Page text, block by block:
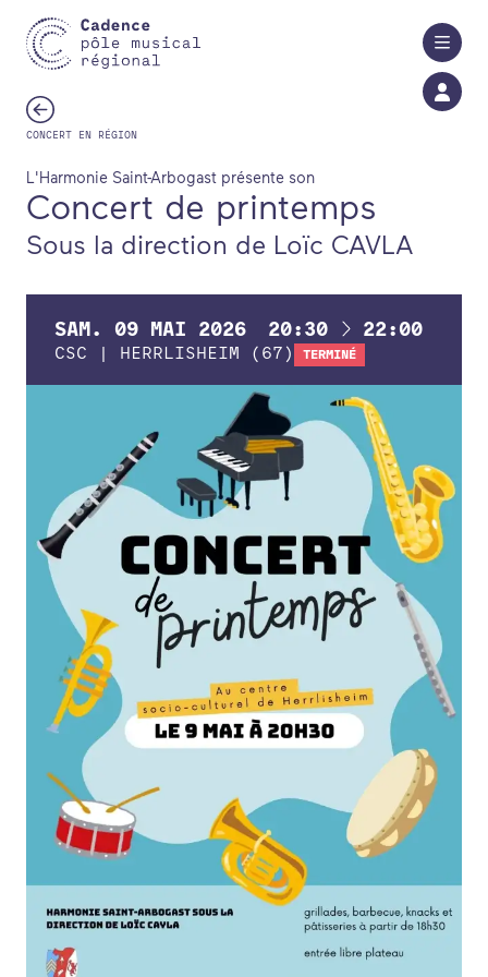
CONCERT EN RÉGION
L'Harmonie Saint-Arbogast présente son
Concert de printemps
Sous la direction de Loïc CAVLA
SAM. 09 MAI 2026 20:30 À 22:00
CSC | HERRLISHEIM (67) TERMINÉ
FORMATIONS
ATELIERS
RENCONTRES
ACCOMPAGNEMENT
ACTIONS ARTISTIQUES
RESSOURCES
QUI SOMMES-NOUS ?